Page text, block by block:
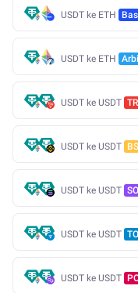
USDT ke ETH
USDT ke ETH
USDT ke USDT
USDT ke USDT
USDT ke USDT
USDT ke USDT
USDT ke USDT